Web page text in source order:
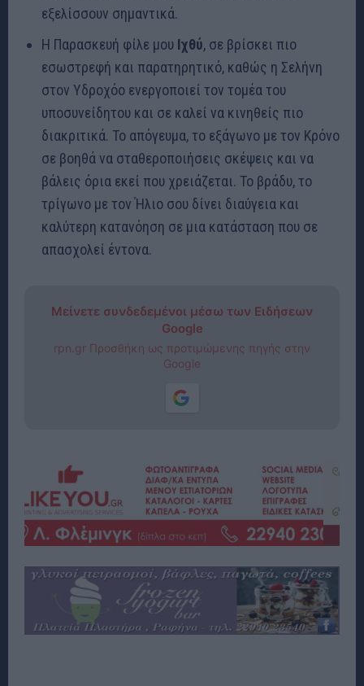
εξελίσσουν σημαντικά.
Η Παρασκευή φίλε μου Ιχθύ, σε βρίσκει πιο
εσωστρεφή και παρατηρητικό, καθώς η Σελήνη
στον Υδροχόο ενεργοποιεί τον τομέα του
υποσυνείδητου και σε καλεί να κινηθείς πιο
διακριτικά. Το απόγευμα, το εξάγωνο με τον Κρόνο
σε βοηθά να σταθεροποιήσεις σκέψεις και να
βάλεις όρια εκεί που χρειάζεται. Το βράδυ, το
τρίγωνο με τον Ήλιο σου δίνει διαύγεια και
καλύτερη κατανόηση σε μια κατάσταση που σε
απασχολεί έντονα.
Μείνετε συνδεδεμένοι μέσω των Ειδήσεων
Google
rpn.gr Προσθήκη ως προτιμώμενης πηγής στην
Google